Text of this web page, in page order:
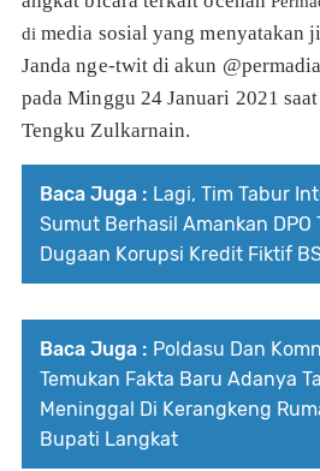
dimedia sosial yang menyatakan
Janda nge-twit di akun
pada Minggu 24 Januari 2021
Tengku Zulkarnain.
Baca Juga : Lagi, Tim Tabur
Sumut Berhasil Amankan DPO
Dugaan Korupsi Kredit Fiktif
Baca Juga : Poldasu Dan
Temukan Fakta Baru Adanya
Meninggal Di Kerangkeng
Bupati Langkat